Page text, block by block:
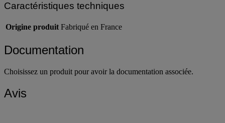
Caractéristiques techniques
Origine produit Fabriqué en France
Documentation
Choisissez un produit pour avoir la documentation associée.
Avis